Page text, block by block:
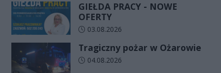
GIEŁDA PRACY - NOWE
OFERTY
Data dodania artykułu:
03.08.2026
Tragiczny pożar w Ożarowie
Data dodania artykułu:
04.08.2026